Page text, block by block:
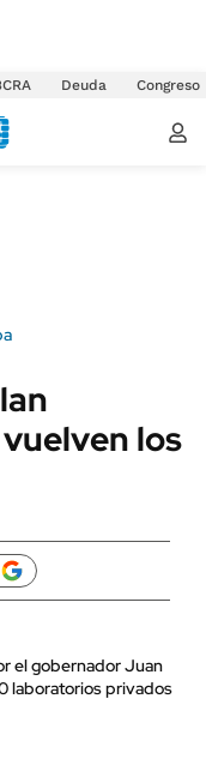
Deuda Congreso
los
el gobernador Juan
laboratorios privados